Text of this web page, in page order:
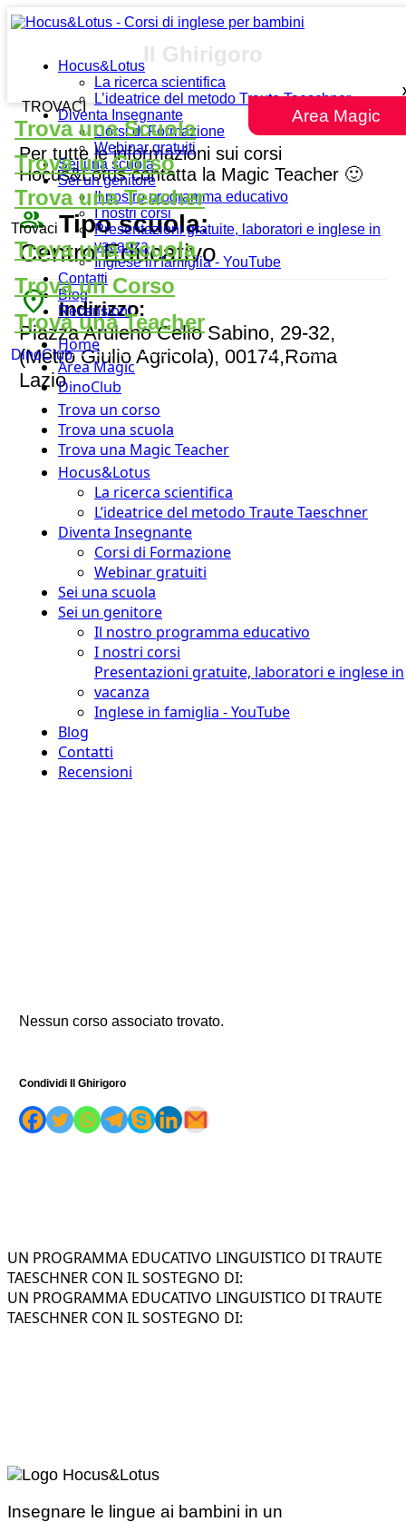
Hocus&Lotus
La ricerca scientifica
L’ideatrice del metodo Traute Taeschner
Diventa Insegnante
Corsi di Formazione
Webinar gratuiti
Sei una scuola
Sei un genitore
Il nostro programma educativo
I nostri corsi
Presentazioni gratuite, laboratori e inglese in
vacanza
Inglese in famiglia - YouTube
Contatti
Blog
Recensioni
Home
Area Magic
DinoClub
Trova un corso
Trova una scuola
Trova una Magic Teacher
Hocus&Lotus
La ricerca scientifica
L’ideatrice del metodo Traute Taeschner
Diventa Insegnante
Corsi di Formazione
Webinar gratuiti
Sei una scuola
Sei un genitore
Il nostro programma educativo
I nostri corsi
Presentazioni gratuite, laboratori e inglese in
vacanza
Inglese in famiglia - YouTube
Blog
Contatti
Recensioni
Area Magic
TROVACI
Trova una Scuola
Trova un Corso
Trova una Teacher
Trovaci
Trova una Scuola
Trova un Corso
Trova una Teacher
DinoClub
Il Ghirigoro
Per tutte le informazioni sui corsi
Hocus&Lotus contatta la Magic Teacher 🙂
people_outline Tipo scuola:
Centro Educativo
place Indirizzo:
Piazza Aruleno Celio Sabino, 29-32,
(Metro Giulio Agricola), 00174,Roma
Lazio
Nessun corso associato trovato.
Condividi Il Ghirigoro
UN PROGRAMMA EDUCATIVO LINGUISTICO DI TRAUTE
TAESCHNER CON IL SOSTEGNO DI:
UN PROGRAMMA EDUCATIVO LINGUISTICO DI TRAUTE
TAESCHNER CON IL SOSTEGNO DI:
Insegnare le lingue ai bambini in un